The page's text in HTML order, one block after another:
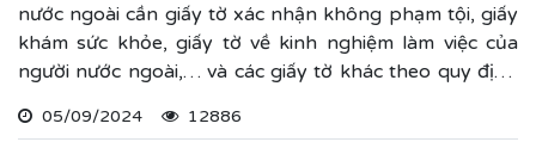
nước ngoài cần giấy tờ xác nhận không phạm tội, giấy
khám sức khỏe, giấy tờ về kinh nghiệm làm việc của
người nước ngoài,… và các giấy tờ khác theo quy định
định 70/2023/NĐ-CP. Luật Trí Nam hướng dẫn quy
05/09/2024 12886